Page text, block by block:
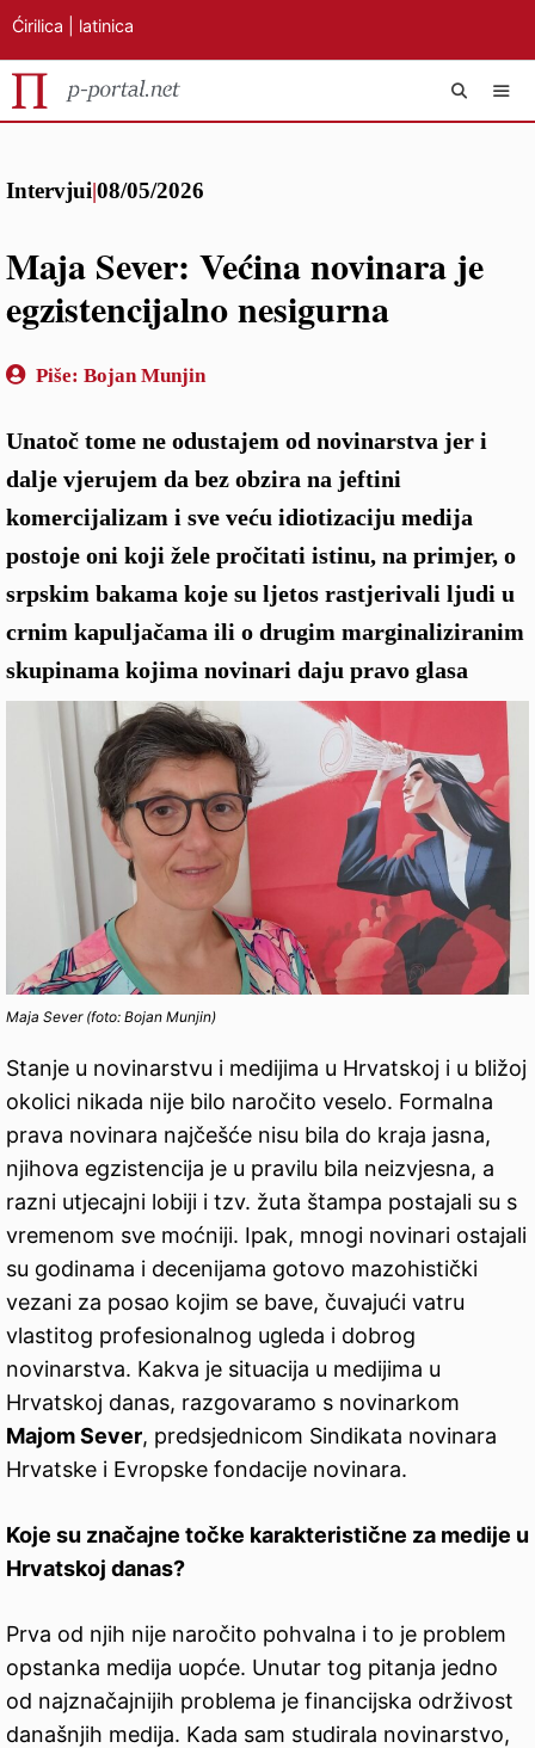
sadržaj
Ćirilica latinica
Intervjui|08/05/2026
Maja Sever: Većina novinara je
egzistencijalno nesigurna
Piše: Bojan Munjin
Unatoč tome ne odustajem od novinarstva jer i
dalje vjerujem da bez obzira na jeftini
komercijalizam i sve veću idiotizaciju medija
postoje oni koji žele pročitati istinu, na primjer, o
srpskim bakama koje su ljetos rastjerivali ljudi u
crnim kapuljačama ili o drugim marginaliziranim
skupinama kojima novinari daju pravo glasa
Maja Sever (foto: Bojan Munjin)
Stanje u novinarstvu i medijima u Hrvatskoj i u bližoj
okolici nikada nije bilo naročito veselo. Formalna
prava novinara najčešće nisu bila do kraja jasna,
njihova egzistencija je u pravilu bila neizvjesna, a
razni utjecajni lobiji i tzv. žuta štampa postajali su s
vremenom sve moćniji. Ipak, mnogi novinari ostajali
su godinama i decenijama gotovo mazohistički
vezani za posao kojim se bave, čuvajući vatru
vlastitog profesionalnog ugleda i dobrog
novinarstva. Kakva je situacija u medijima u
Hrvatskoj danas, razgovaramo s novinarkom
Majom Sever, predsjednicom Sindikata novinara
Hrvatske i Evropske fondacije novinara.
Koje su značajne točke karakteristične za medije u
Hrvatskoj danas?
Prva od njih nije naročito pohvalna i to je problem
opstanka medija uopće. Unutar tog pitanja jedno
od najznačajnijih problema je financijska održivost
današnjih medija. Kada sam studirala novinarstvo,